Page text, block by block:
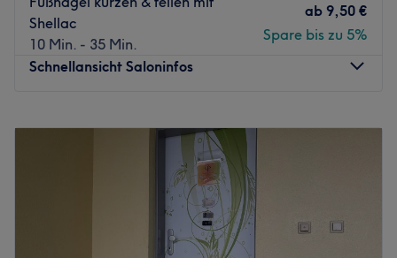
Производи и брендови производа: Производи високог
квалитета.
Додаци: Врло лако доћи јавним превозом.
Shellac
10 Min. - 35 Min.
ab 9,50 €
Spare bis zu 5%
Schnellansicht Saloninfos
08:00–17:00